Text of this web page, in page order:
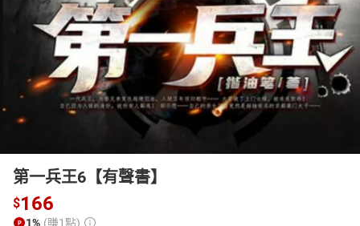
日本購物 電子/紙本書
HOT
第一兵王6【有聲書】
$166
1% (賺1點)